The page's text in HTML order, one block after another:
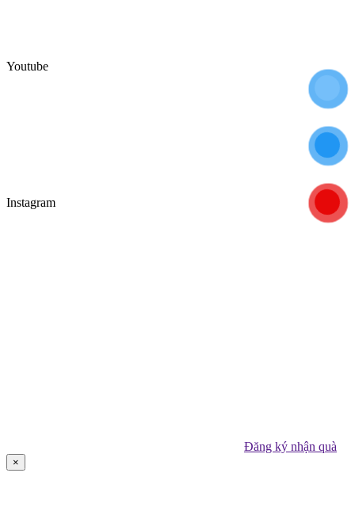
Youtube
Instagram
Đăng ký nhận quà
×